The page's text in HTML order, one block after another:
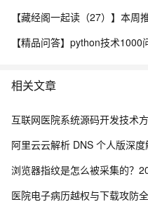
【精品问答】python技术1000
相关文章
阿里云云解析 DNS 个人版深
浏览器指纹是怎么被采集的？